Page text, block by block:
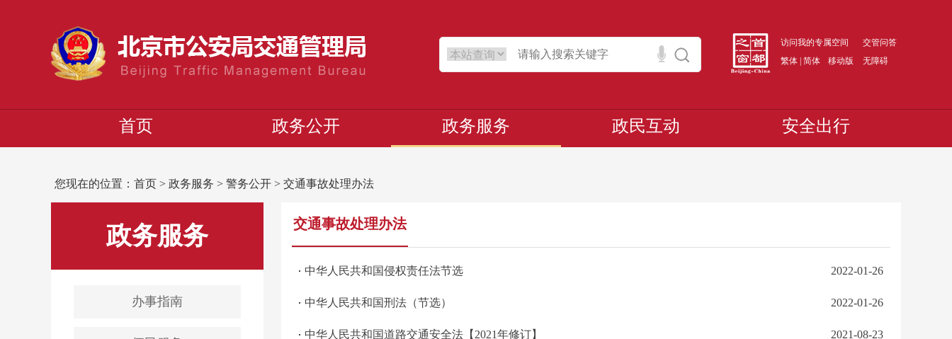
访问我的专属空间
交管问答
繁体 简体 移动版 无障碍
首页 政务公开 政务服务 政民互动 安全出行
您现在的位置： 首页 > 政务服务 > 警务公开 > 交通事故处理办法
政务服务
办事指南
交通事故处理办法
2022-01-26
中华人民共和国侵权责任法节选
2022-01-26
中华人民共和国刑法（节选）
2021-08-23
中华人民共和国道路交通安全法【2021年修订】